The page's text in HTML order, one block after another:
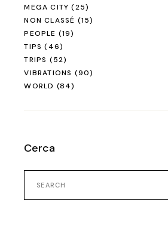
MEGA CITY (25)
NON CLASSÉ (15)
PEOPLE (19)
TIPS (46)
TRIPS (52)
VIBRATIONS (90)
WORLD (84)
Cerca
Search
for: